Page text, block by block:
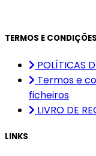
TERMOS E CONDIÇÕES
POLÍTICAS
Termos e
ficheiros
LIVRO DE
LINKS